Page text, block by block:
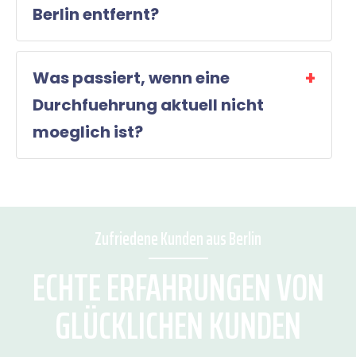
Berlin entfernt?
Was passiert, wenn eine
Durchfuehrung aktuell nicht
moeglich ist?
Zufriedene Kunden aus Berlin
ECHTE ERFAHRUNGEN VON
GLÜCKLICHEN KUNDEN